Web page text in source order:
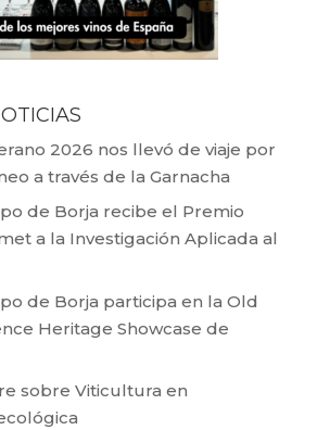
2026 nos llevó de viaje por
a través de la Garnacha
de Borja recibe el Premio
a la Investigación Aplicada al
de Borja participa en la Old
Heritage Showcase de
sobre Viticultura en